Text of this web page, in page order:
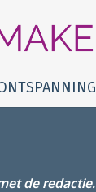
de redactie.